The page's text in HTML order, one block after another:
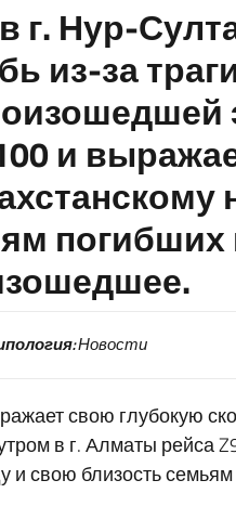
г. Нур-
из-за
и
погибших
Новости
свою глубокую
в г. Алматы рейса
и свою близость